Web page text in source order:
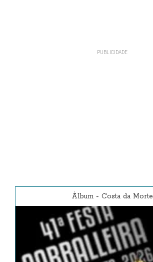
Álbum - Costa da Morte